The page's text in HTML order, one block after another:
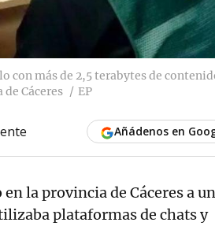
con más de 2,5 terabytes de
Cáceres
EP
Añádenos en
la provincia de Cáceres a
plataformas de chats y